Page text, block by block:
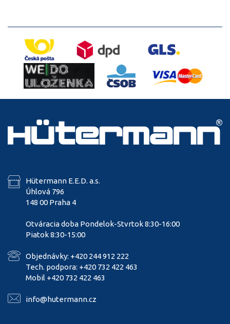
Hütermann E.E.D. a.s.
Úhlová 796
148 00 Praha 4
Otváracia doba Pondelok-Stvrtok 8:30-16:00
Piatok 8:30-15:00
Objednávky: +420 244 912 222
Tech. podpora: +420 732 422 463
Mobil +420 732 422 463
info@hutermann.cz